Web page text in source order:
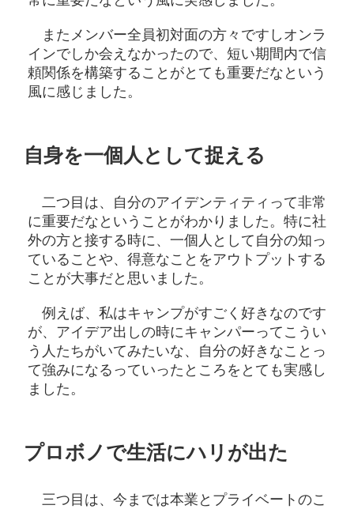
またメンバー全員初対面の方々ですしオンラ
インでしか会えなかったので、短い期間内で信
頼関係を構築することがとても重要だなという
風に感じました。
自身を一個人として捉える
二つ目は、自分のアイデンティティって非常
に重要だなということがわかりました。特に社
外の方と接する時に、一個人として自分の知っ
ていることや、得意なことをアウトプットする
ことが大事だと思いました。
例えば、私はキャンプがすごく好きなのです
が、アイデア出しの時にキャンパーってこうい
う人たちがいてみたいな、自分の好きなことっ
て強みになるっていったところをとても実感し
ました。
プロボノで生活にハリが出た
三つ目は、今までは本業とプライベートのこ